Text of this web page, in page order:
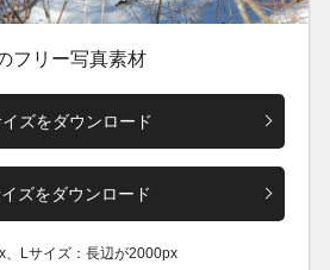
フリー写真素材
ズをダウンロード
ズをダウンロード
Lサイズ：長辺が2000px